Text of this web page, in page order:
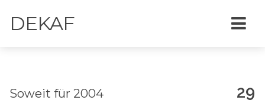
DEKAF
29
Soweit für 2004